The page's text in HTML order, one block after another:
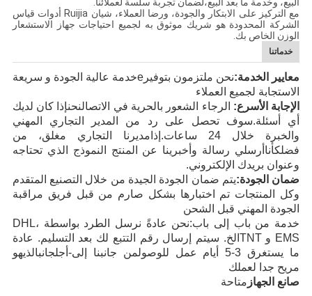
البيع، وخدمة ما بعد البيع،لضمان تجربة سلسة لعملائنا.
مع التركيز على الابتكار والجودة، ورضا العملاء، شيان Ruijia أدوات قياس
الشركة المحدودة هو شريك موثوق به لجميع احتياجات جهاز الاستشعار
الوزن الخاص بك.
خدماتنا
معايير الخدمة:نحن ملتزمون بتوفير eخدمة عالية الجودة و سريعة
الاستجابة لجميع العملاء
الإجابة الأسرع: الرجاء الشعور بالحرية في الاتصالنحنإذا كان لديك
أي أسئلة.سوف تحصل على رد
من المدير التجاري المهني
والخبرة
خلال 24 ساعات. إذا مديرنا التجاري مغلق، من
فضلكأنا أرسلي رسالة وأخبرينا عن المنتج
النموذج الذي تحتاجه
وعنوان بريدك الإلكتروني.
ضمان الجودة:يتم ضمان الجودة الجيدة من خلال التصنيع المتقدم
وكل المنتجات تم اختبارها بشكل صارم من قبل فريق مراقبة
الجودة المهني قبل الشحن
خدمة من باب إلى باب:
نحن عادةً نرسل الطرد بواسطة DHL،
EMS و TNT الخ. سيتم إرسال رقم التتبع لك بعد التسليم. عادة
ما يستغرق 3-5 أيام عمل
للوصولمن جانبنا إلى-أجلجانبالذيهو
مريح جدا لعملك
صانع الجهاز متاحة